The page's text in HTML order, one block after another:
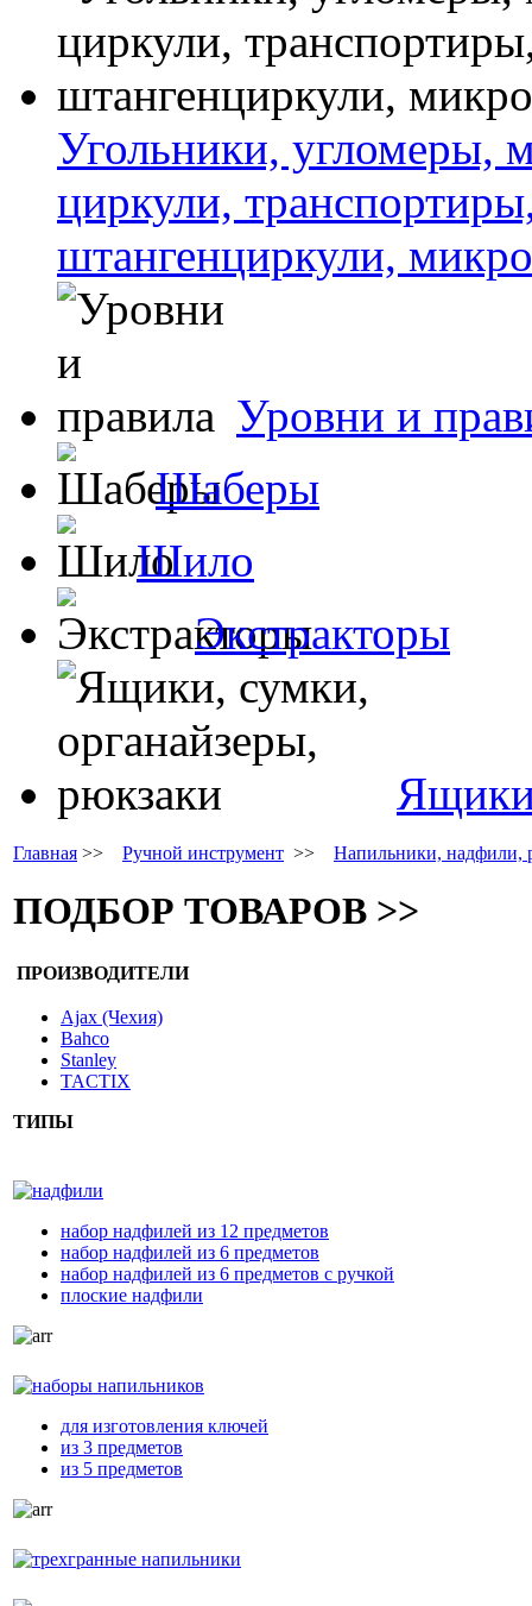
Угольники, угломеры,
циркули,
штангенциркули,
Уровни и
Шаберы
Шило
Экстракторы
Главная >> Ручной инструмент >> Напильники, надфили,
ПОДБОР ТОВАРОВ >>
ПРОИЗВОДИТЕЛИ
Ajax (Чехия)
Bahco
Stanley
TACTIX
ТИПЫ
набор надфилей из 12 предметов
набор надфилей из 6 предметов
набор надфилей из 6 предметов с ручкой
плоские надфили
для изготовления ключей
из 3 предметов
из 5 предметов